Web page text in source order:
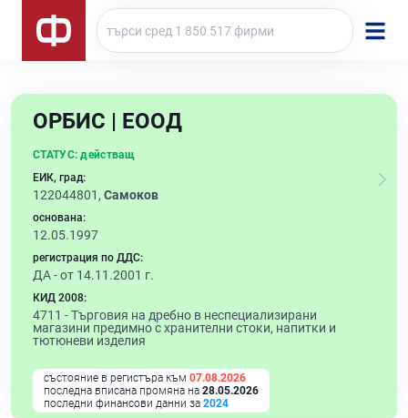
ОРБИС | ЕООД
СТАТУС: действащ
ЕИК, град:
122044801, Самоков
основана:
12.05.1997
регистрация по ДДС:
ДА - от 14.11.2001 г.
КИД 2008:
4711 -Търговия на дребно в неспециализирани
магазини предимно с хранителни стоки, напитки и
тютюневи изделия
състояние в регистъра към 07.08.2026
последна вписана промяна на 28.05.2026
последни финансови данни за 2024